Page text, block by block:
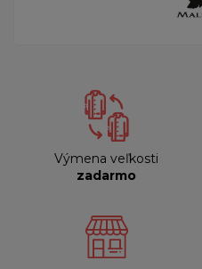
Výmena veľkosti
zadarmo